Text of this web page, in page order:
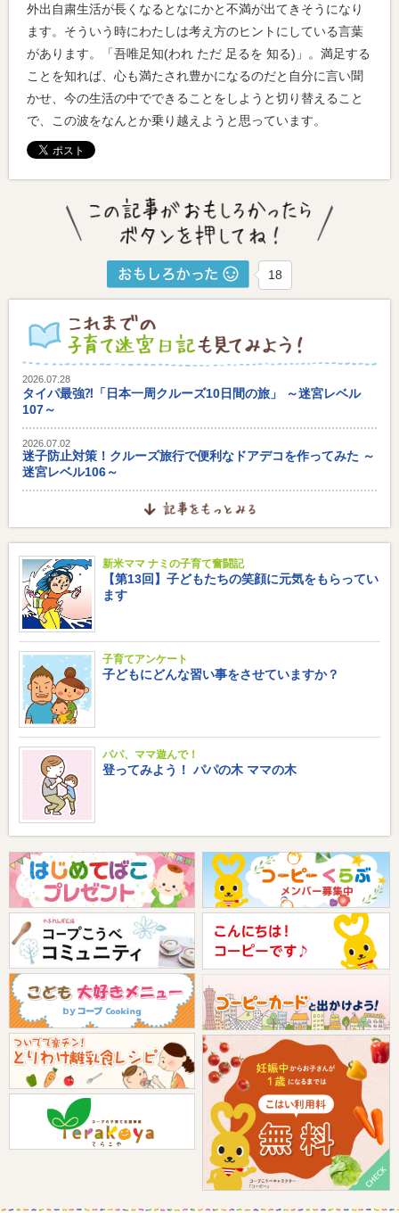
外出自粛生活が長くなるとなにかと不満が出てきそうになり
ます。そういう時にわたしは考え方のヒントにしている言葉
があります。「吾唯足知(われ ただ 足るを 知る)」。満足する
ことを知れば、心も満たされ豊かになるのだと自分に言い聞
かせ、今の生活の中でできることをしようと切り替えること
で、この波をなんとか乗り越えようと思っています。
18
2026.07.28
タイパ最強⁈「日本一周クルーズ10日間の旅」 ～迷宮レベル
107～
2026.07.02
迷子防止対策！クルーズ旅行で便利なドアデコを作ってみた ～
迷宮レベル106～
新米ママ ナミの子育て奮闘記
【第13回】子どもたちの笑顔に元気をもらってい
ます
子育てアンケート
子どもにどんな習い事をさせていますか？
パパ、ママ遊んで！
登ってみよう！ パパの木 ママの木